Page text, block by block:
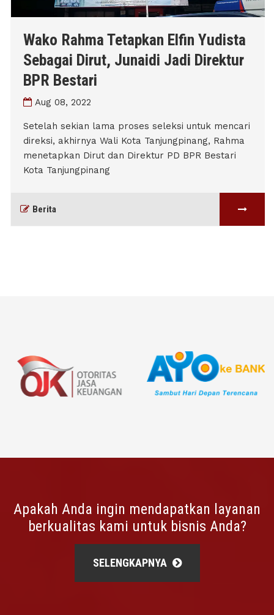
Wako Rahma Tetapkan Elfin Yudista
Sebagai Dirut, Junaidi Jadi Direktur
BPR Bestari
Aug 08, 2022
Setelah sekian lama proses seleksi untuk mencari
direksi, akhirnya Wali Kota Tanjungpinang, Rahma
menetapkan Dirut dan Direktur PD BPR Bestari
Kota Tanjungpinang
Berita
Apakah Anda ingin mendapatkan layanan
berkualitas kami untuk bisnis Anda?
SELENGKAPNYA